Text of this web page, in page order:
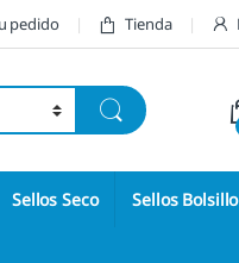
pedido Tienda
Sellos Seco Sellos Bolsillo